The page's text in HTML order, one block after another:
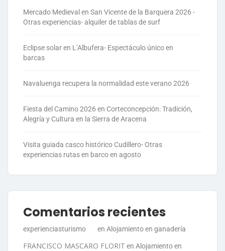
Mercado Medieval en San Vicente de la Barquera 2026 -
Otras experiencias- alquiler de tablas de surf
Eclipse solar en L’Albufera- Espectáculo único en
barcas
Navaluenga recupera la normalidad este verano 2026
Fiesta del Camino 2026 en Corteconcepción: Tradición,
Alegría y Cultura en la Sierra de Aracena
Visita guiada casco histórico Cudillero- Otras
experiencias rutas en barco en agosto
Comentarios recientes
experienciasturismo en Alojamiento en ganadería
FRANCISCO MASCARO FLORIT en Alojamiento en